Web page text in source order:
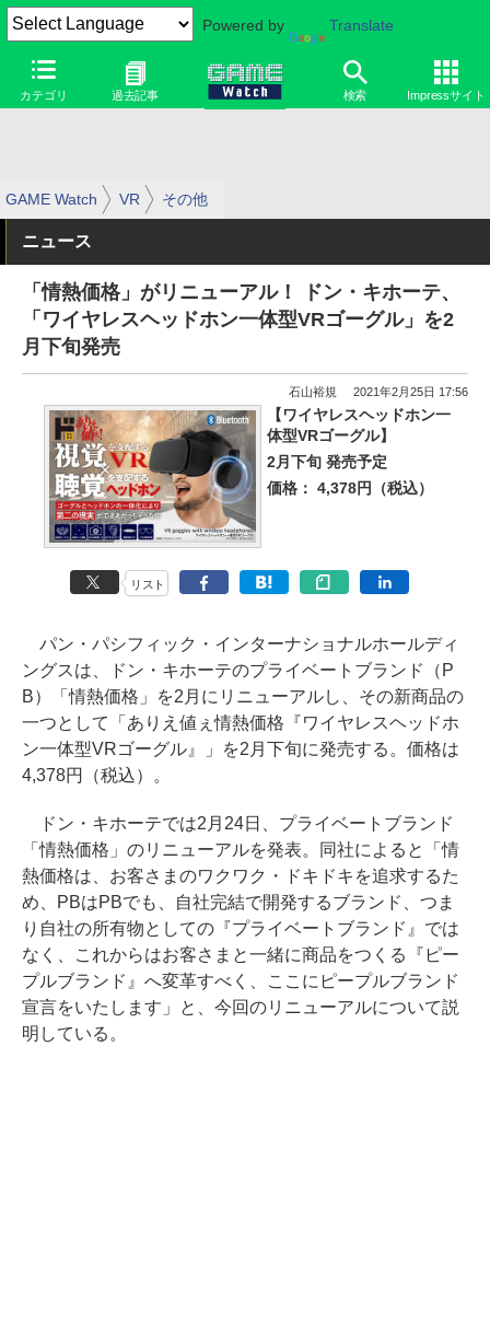
Powered by Translate
カテゴリ 過去記事 検索 Impressサイト
GAME Watch VR その他
ニュース
「情熱価格」がリニューアル！ ドン・キホーテ、
「ワイヤレスヘッドホン一体型VRゴーグル」を2
月下旬発売
石山裕規 2021年2月25日 17:56
【ワイヤレスヘッドホン一
体型VRゴーグル】
2月下旬 発売予定
価格： 4,378円（税込）
リスト
パン・パシフィック・インターナショナルホールディ
ングスは、ドン・キホーテのプライベートブランド（P
B）「情熱価格」を2月にリニューアルし、その新商品の
一つとして「ありえ値ぇ情熱価格『ワイヤレスヘッドホ
ン一体型VRゴーグル』」を2月下旬に発売する。価格は
4,378円（税込）。
ドン・キホーテでは2月24日、プライベートブランド
「情熱価格」のリニューアルを発表。同社によると「情
熱価格は、お客さまのワクワク・ドキドキを追求するた
め、PBはPBでも、自社完結で開発するブランド、つま
り自社の所有物としての『プライベートブランド』では
なく、これからはお客さまと一緒に商品をつくる『ピー
プルブランド』へ変革すべく、ここにピープルブランド
宣言をいたします」と、今回のリニューアルについて説
明している。